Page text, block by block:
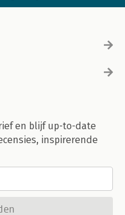
en blijf up-to-date
inspirerende